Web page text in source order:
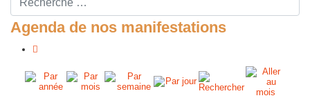
Agenda de nos manifestations